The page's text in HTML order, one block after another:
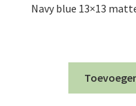
Navy blue 13×13